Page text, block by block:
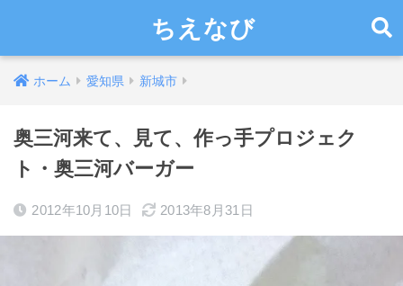
ちえなび
ホーム 愛知県 新城市
奥三河来て、見て、作っ手プロジェク
ト・奥三河バーガー
2012年10月10日 2013年8月31日